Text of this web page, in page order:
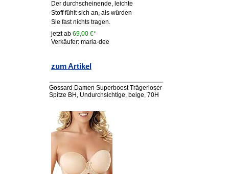
Der durchscheinende, leichte
Stoff fühlt sich an, als würden
Sie fast nichts tragen.
jetzt ab 69,00 €*
Verkäufer: maria-dee
zum Artikel
Gossard Damen Superboost Trägerloser
Spitze BH, Undurchsichtige, beige, 70H